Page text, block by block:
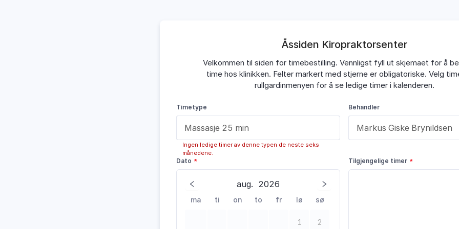
Åssiden Kiropraktorsenter
Velkommen til siden for timebestilling. Vennligst fyll ut skjemaet for å
time hos klinikken. Felter markert med stjerne er obligatoriske. Velg
rullgardinmenyen for å se ledige timer i kalenderen.
Timetype
Ingen ledige timer av denne typen de neste seks
månedene.
Behandler
Dato
aug. 2026
ma ti on to fr lø sø
1 2
Tilgjengelige timer